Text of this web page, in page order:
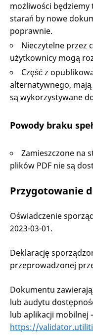
możliwości będziemy
starań by nowe
poprawnie.
Nieczytelne przez
użytkownicy mogą
Część z
alternatywnego,
są wykorzystywane
Powody braku
Zamieszczone na
plików PDF nie są
Przygotowanie
Oświadczenie
2023-03-01.
Deklarację
przeprowadzonej
Dokumentu
lub audytu
lub aplikacji mobilnej
https://